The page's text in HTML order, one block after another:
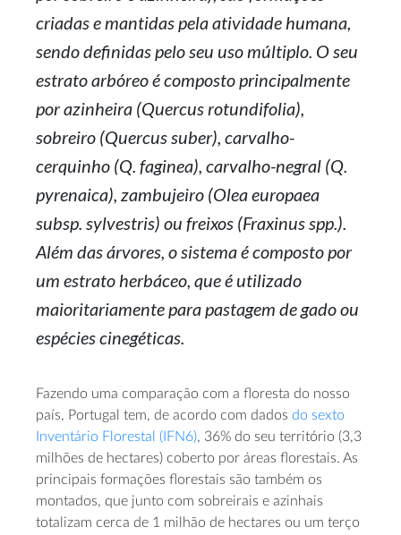
criadas e mantidas pela atividade humana,
sendo definidas pelo seu uso múltiplo. O seu
estrato arbóreo é composto principalmente
por azinheira (Quercus rotundifolia),
sobreiro (Quercus suber), carvalho-
cerquinho (Q. faginea), carvalho-negral (Q.
pyrenaica), zambujeiro (Olea europaea
subsp. sylvestris) ou freixos (Fraxinus spp.).
Além das árvores, o sistema é composto por
um estrato herbáceo, que é utilizado
maioritariamente para pastagem de gado ou
espécies cinegéticas.
Fazendo uma comparação com a floresta do nosso
país, Portugal tem, de acordo com dados do sexto
Inventário Florestal (IFN6), 36% do seu território (3,3
milhões de hectares) coberto por áreas florestais. As
principais formações florestais são também os
montados, que junto com sobreirais e azinhais
totalizam cerca de 1 milhão de hectares ou um terço